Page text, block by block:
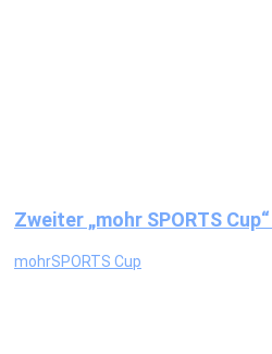
Zweiter „mohr SPORTS
mohrSPORTS Cup